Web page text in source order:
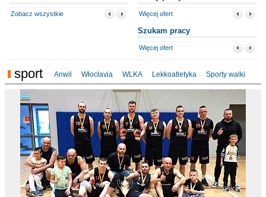
Zobacz wszystkie Więcej ofert
Szukam pracy
Więcej ofert
sport Anwil Włocłavia WLKA Lekkoatletyka Sporty walki